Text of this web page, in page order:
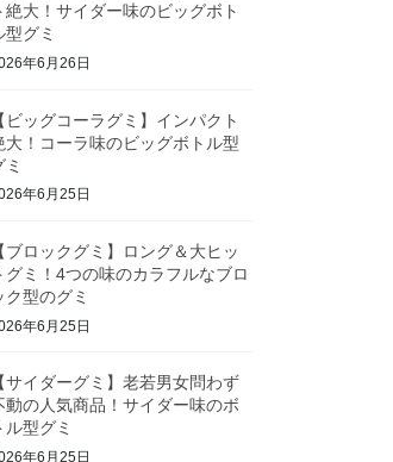
絶大！サイダー味のビッグボト
型グミ
年6月26日
【ビッグコーラグミ】インパクト
大！コーラ味のビッグボトル型
ミ
年6月25日
【ブロックグミ】ロング＆大ヒッ
グミ！4つの味のカラフルなブロ
ク型のグミ
年6月25日
【サイダーグミ】老若男女問わず
動の人気商品！サイダー味のボ
ル型グミ
年6月25日